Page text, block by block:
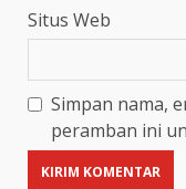
Situs Web
Simpan nama,
peramban ini